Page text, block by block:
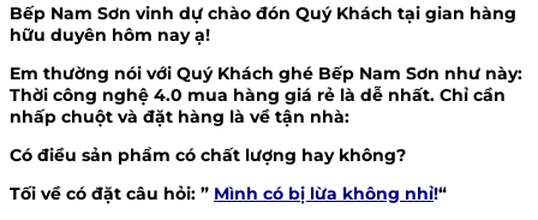
Bếp Nam Sơn vinh dự chào đón Quý Khách tại gian hàng
hữu duyên hôm nay ạ!
Em thường nói với Quý Khách ghé Bếp Nam Sơn như này:
Thời công nghệ 4.0 mua hàng giá rẻ là dễ nhất. Chỉ cần
nhấp chuột và đặt hàng là về tận nhà:
Có điều sản phẩm có chất lượng hay không?
Tối về có đặt câu hỏi: ” Mình có bị lừa không nhỉ!“